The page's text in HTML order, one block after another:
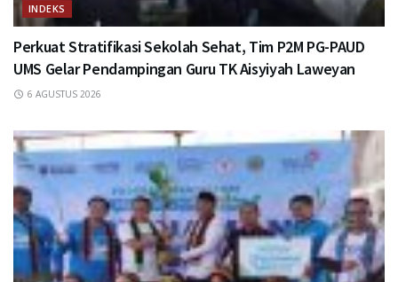
INDEKS
Perkuat Stratifikasi Sekolah Sehat, Tim P2M PG-PAUD
UMS Gelar Pendampingan Guru TK Aisyiyah Laweyan
6 AGUSTUS 2026